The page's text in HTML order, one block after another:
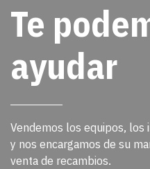
Te
ayudar
Vendemos los equipos, los
y nos encargamos de su
venta de recambios.